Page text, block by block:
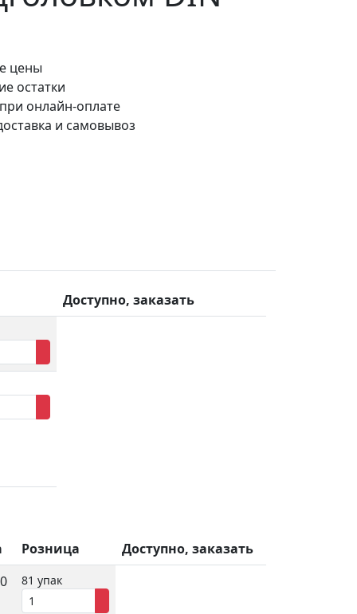
цены
остатки
онлайн-оплате
и самовывоз
Доступно, заказать
Розница
Доступно, заказать
81 упак